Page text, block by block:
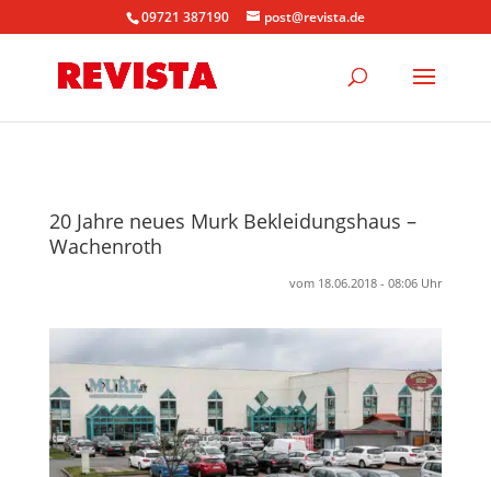
09721 387190 post@revista.de
20 Jahre neues Murk Bekleidungshaus –
Wachenroth
vom 18.06.2018 - 08:06 Uhr